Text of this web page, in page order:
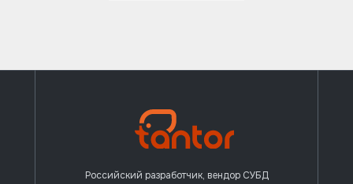
Российский разработчик, вендор СУБД